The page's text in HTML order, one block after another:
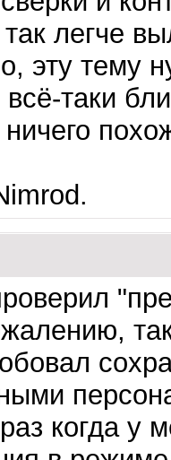
легче
эту тему
таки
когда у